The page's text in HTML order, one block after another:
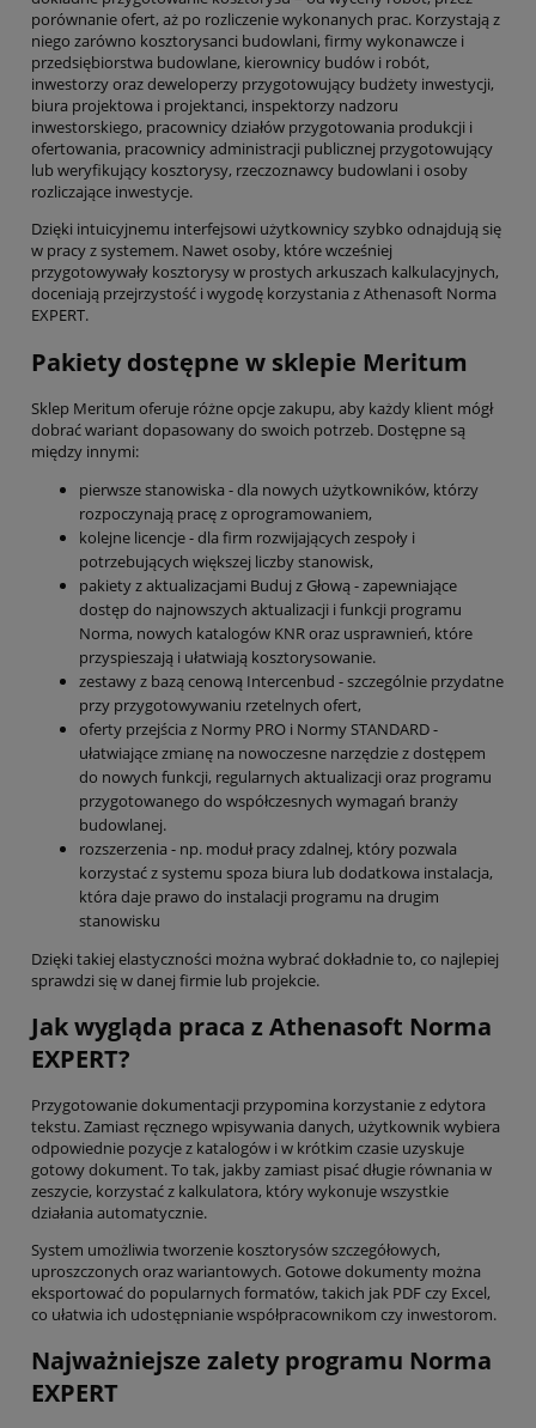
porównanie ofert, aż po rozliczenie wykonanych prac. Korzystają z
niego zarówno kosztorysanci budowlani, firmy wykonawcze i
przedsiębiorstwa budowlane, kierownicy budów i robót,
inwestorzy oraz deweloperzy przygotowujący budżety inwestycji,
biura projektowa i projektanci, inspektorzy nadzoru
inwestorskiego, pracownicy działów przygotowania produkcji i
ofertowania, pracownicy administracji publicznej przygotowujący
lub weryfikujący kosztorysy, rzeczoznawcy budowlani i osoby
rozliczające inwestycje.
Dzięki intuicyjnemu interfejsowi użytkownicy szybko odnajdują się
w pracy z systemem. Nawet osoby, które wcześniej
przygotowywały kosztorysy w prostych arkuszach kalkulacyjnych,
doceniają przejrzystość i wygodę korzystania z Athenasoft Norma
EXPERT.
Pakiety dostępne w sklepie Meritum
Sklep Meritum oferuje różne opcje zakupu, aby każdy klient mógł
dobrać wariant dopasowany do swoich potrzeb. Dostępne są
między innymi:
pierwsze stanowiska - dla nowych użytkowników, którzy
rozpoczynają pracę z oprogramowaniem,
kolejne licencje - dla firm rozwijających zespoły i
potrzebujących większej liczby stanowisk,
pakiety z aktualizacjami Buduj z Głową - zapewniające
dostęp do najnowszych aktualizacji i funkcji programu
Norma, nowych katalogów KNR oraz usprawnień, które
przyspieszają i ułatwiają kosztorysowanie.
zestawy z bazą cenową Intercenbud - szczególnie przydatne
przy przygotowywaniu rzetelnych ofert,
oferty przejścia z Normy PRO i Normy STANDARD -
ułatwiające zmianę na nowoczesne narzędzie z dostępem
do nowych funkcji, regularnych aktualizacji oraz programu
przygotowanego do współczesnych wymagań branży
budowlanej.
rozszerzenia - np. moduł pracy zdalnej, który pozwala
korzystać z systemu spoza biura lub dodatkowa instalacja,
która daje prawo do instalacji programu na drugim
stanowisku
Dzięki takiej elastyczności można wybrać dokładnie to, co najlepiej
sprawdzi się w danej firmie lub projekcie.
Jak wygląda praca z Athenasoft Norma
EXPERT?
Przygotowanie dokumentacji przypomina korzystanie z edytora
tekstu. Zamiast ręcznego wpisywania danych, użytkownik wybiera
odpowiednie pozycje z katalogów i w krótkim czasie uzyskuje
gotowy dokument. To tak, jakby zamiast pisać długie równania w
zeszycie, korzystać z kalkulatora, który wykonuje wszystkie
działania automatycznie.
System umożliwia tworzenie kosztorysów szczegółowych,
uproszczonych oraz wariantowych. Gotowe dokumenty można
eksportować do popularnych formatów, takich jak PDF czy Excel,
co ułatwia ich udostępnianie współpracownikom czy inwestorom.
Najważniejsze zalety programu Norma
EXPERT